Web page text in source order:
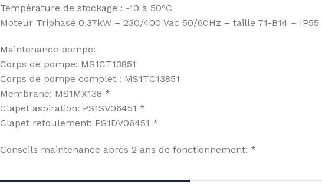
Température de stockage : -10 à 50°C
Moteur Triphasé 0.37kW – 230/400 Vac 50/60Hz – taille 71-B14 – IP55
Maintenance pompe:
Corps de pompe: MS1CT13851
Corps de pompe complet : MS1TC13851
Membrane: MS1MX138 *
Clapet aspiration: PS1SV06451 *
Clapet refoulement: PS1DV06451 *
Conseils maintenance après 2 ans de fonctionnement: *